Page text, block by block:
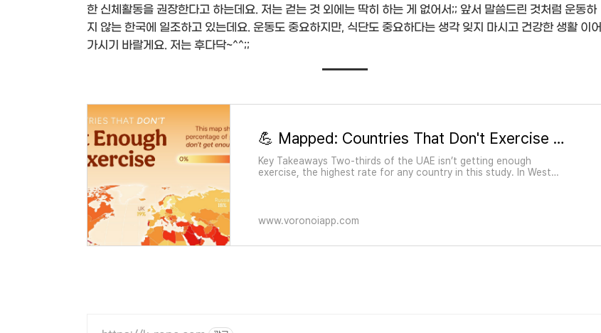
한 신체활동을 권장한다고 하는데요. 저는 걷는 것 외에는 딱히 하는 게 없어서;; 앞서 말씀드린 것처럼 운동하
지 않는 한국에 일조하고 있는데요. 운동도 중요하지만, 식단도 중요하다는 생각 잊지 마시고 건강한 생활 이어
가시기 바랄게요. 저는 후다닥~^^;;
💪 Mapped: Countries That Don't Exercise Enough—And Those That Do
Key Takeaways Two-thirds of the UAE isn’t getting enough
exercise, the highest rate for any country in this study. In West
www.voronoiapp.com